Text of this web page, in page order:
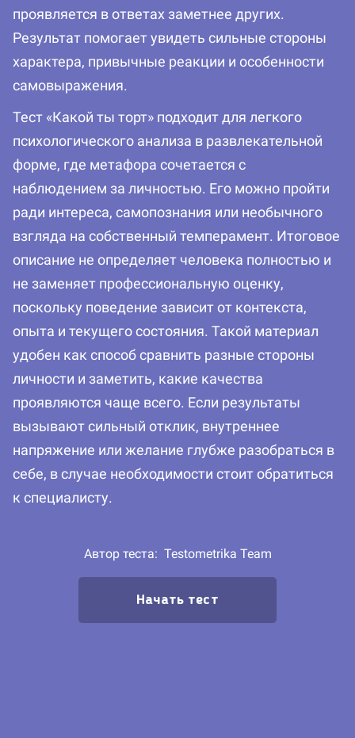
проявляется в ответах заметнее других.
Результат помогает увидеть сильные стороны
характера, привычные реакции и особенности
самовыражения.
Тест «Какой ты торт» подходит для легкого
психологического анализа в развлекательной
форме, где метафора сочетается с
наблюдением за личностью. Его можно пройти
ради интереса, самопознания или необычного
взгляда на собственный темперамент. Итоговое
описание не определяет человека полностью и
не заменяет профессиональную оценку,
поскольку поведение зависит от контекста,
опыта и текущего состояния. Такой материал
удобен как способ сравнить разные стороны
личности и заметить, какие качества
проявляются чаще всего. Если результаты
вызывают сильный отклик, внутреннее
напряжение или желание глубже разобраться в
себе, в случае необходимости стоит обратиться
к специалисту.
Автор теста: Testometrika Team
Начать тест